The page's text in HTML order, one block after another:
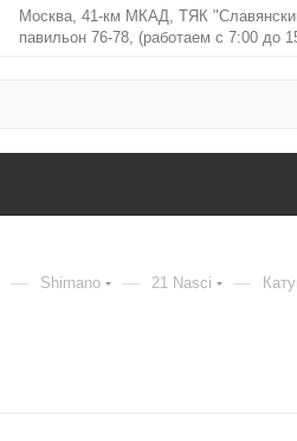
Москва, 41-км МКАД, ТЯК
павильон 76-78, (работаем с 7:00 до
— Shimano — 21 Nasci —